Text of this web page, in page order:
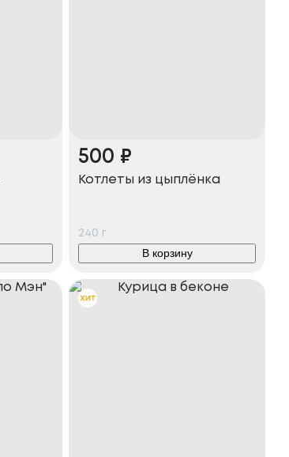
500 ₽
Котлеты из цыплёнка
240 г
В корзину